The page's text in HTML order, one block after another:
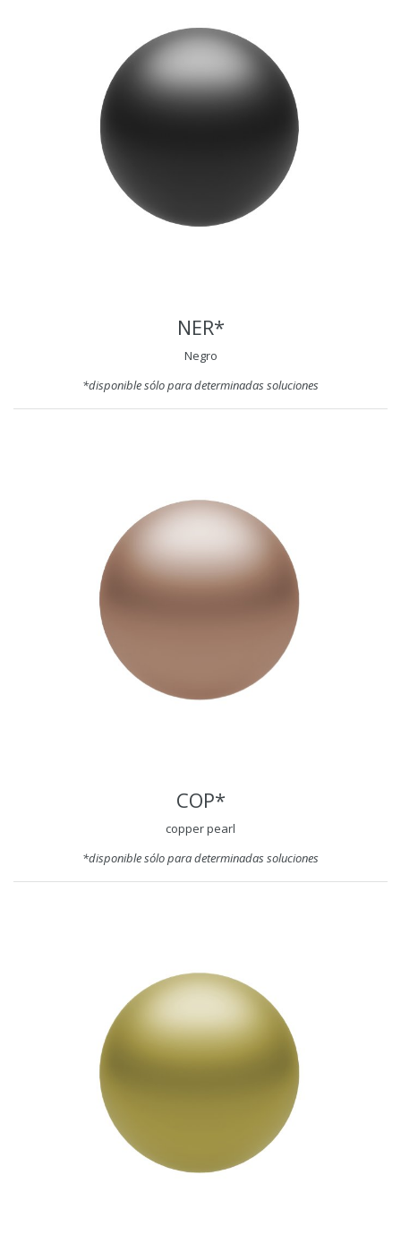
NER*
Negro
*disponible sólo para determinadas soluciones
COP*
copper pearl
*disponible sólo para determinadas soluciones